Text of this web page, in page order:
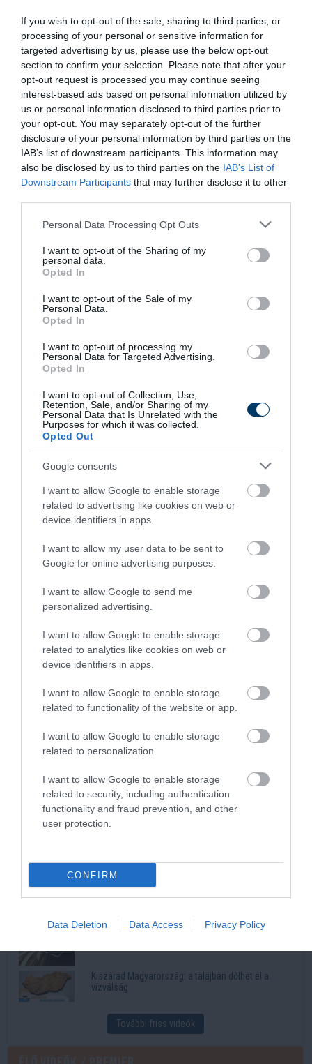
If you wish to opt-out of the sale, sharing to third parties, or
processing of your personal or sensitive information for
targeted advertising by us, please use the below opt-out
section to confirm your selection. Please note that after your
opt-out request is processed you may continue seeing
interest-based ads based on personal information utilized by
us or personal information disclosed to third parties prior to
your opt-out. You may separately opt-out of the further
disclosure of your personal information by third parties on the
IAB’s list of downstream participants. This information may
also be disclosed by us to third parties on the IAB’s List of
Downstream Participants that may further disclose it to other
Please note that this website/app uses one or more Google
not limited to your visit or usage behaviour. You may click to
grant or deny consent to Google and its third-party tags to
use your data for below specified purposes in below Google
consent section.
Personal Data Processing Opt Outs
I want to opt-out of the Sharing of my
personal data.
Opted In
I want to opt-out of the Sale of my
Personal Data.
Opted In
I want to opt-out of processing my
Personal Data for Targeted Advertising.
Opted In
I want to opt-out of Collection, Use,
Retention, Sale, and/or Sharing of my
Personal Data that Is Unrelated with the
Purposes for which it was collected.
Opted Out
Google consents
I want to allow Google to enable storage
related to advertising like cookies on web or
device identifiers in apps.
I want to allow my user data to be sent to
Google for online advertising purposes.
I want to allow Google to send me
personalized advertising.
I want to allow Google to enable storage
related to analytics like cookies on web or
device identifiers in apps.
I want to allow Google to enable storage
related to functionality of the website or app.
I want to allow Google to enable storage
related to personalization.
I want to allow Google to enable storage
related to security, including authentication
functionality and fraud prevention, and other
user protection.
CONFIRM
Data Deletion Data Access Privacy Policy
Ahogy azOrigo is beszámolt róla, nem ez volt az első
nagyméretű példány, amit a tóban fogtak, de ekkora harcsa
még soha nem került horogra. A Rybniki most már
hivatalosan is felkerült Európa legígéretesebb
horgászhelyei közé.
Nézd meg a videót!
Kép és a videó forrása:
https://www.facebook.com/reel/1137360244778960
Legnépszerűbb
Régen is ilyen meleg volt? A számok kegyetlenül
lerombolják a nyári nosztalgiát
éttermekben
Stabilcoinos fizetés: így alakítja át a pénz világát a
Visa, a Mastercard és a Western Union
További népszerű videók
Legfrissebb
Ezért olyan elképesztően puha a marhahús a kínai
éttermekben
Tóth Ildikó szerint pánik van a NER köreiben: újabb
Régen is ilyen meleg volt? A számok kegyetlenül
lerombolják a nyári nosztalgiát
Ettől lesz elképesztően szaftos a csirkecomb: a
sörös pác a titok
3 alma és 3 tojás: ennyire egyszerű a puha almás
pite titka
Stabilcoinos fizetés: így alakítja át a pénz világát a
Visa, a Mastercard és a Western Union
HONOR okostelefon-kamera vs mindennapi
Kiszárad Magyarország: a talajban dőlhet el a
vízválság
További friss videók